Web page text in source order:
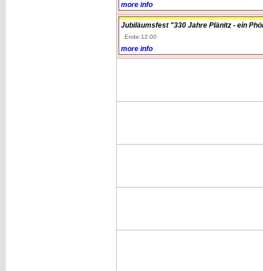
more info
Jubiläumsfest "330 Jahre Plänitz - ein
Ende:12:00
more info